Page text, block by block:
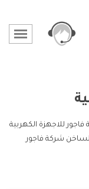
للاجهزة الكهربية
شركة فاجور